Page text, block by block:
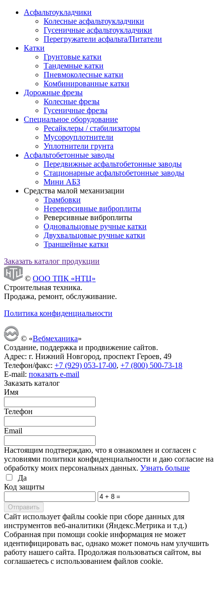
Асфальтоукладчики
Колесные асфальтоукладчики
Гусеничные асфальтоукладчики
Перегружатели асфальта/Питатели
Катки
Грунтовые катки
Тандемные катки
Пневмоколесные катки
Комбинированные катки
Дорожные фрезы
Колесные фрезы
Гусеничные фрезы
Специальное оборудование
Ресайклеры / стабилизаторы
Мусороуплотнители
Уплотнители грунта
Асфальтобетонные заводы
Передвижные асфальтобетонные заводы
Стационарные асфальтобетонные заводы
Мини АБЗ
Средства малой механизации
Трамбовки
Нереверсивные виброплиты
Реверсивные виброплиты
Одновальцовые ручные катки
Двухвальцовые ручные катки
Траншейные катки
Заказать каталог продукции
© ООО ТПК «НТЦ»
Строительная техника.
Продажа, ремонт, обслуживание.
Политика конфиденциальности
© «Вебмеханика»
Создание, поддержка и продвижение сайтов.
Адрес: г. Нижний Новгород, проспект Героев, 49
Телефон/факс: +7 (929) 053-17-00, +7 (800) 500-73-18
E-mail: показать e-mail
Заказать каталог
Имя
Телефон
Email
Настоящим подтверждаю, что я ознакомлен и согласен с
условиями политики конфиденциальности и даю согласие на
обработку моих персональных данных. Узнать больше
Да
Код защиты
Cайт использует файлы cookie при сборе данных для
инструментов веб-аналитики (Яндекс.Метрика и т.д.)
Собранная при помощи cookie информация не может
идентифицировать вас, однако может помочь нам улучшить
работу нашего сайта. Продолжая пользоваться сайтом, вы
соглашаетесь с использованием файлов cookie.